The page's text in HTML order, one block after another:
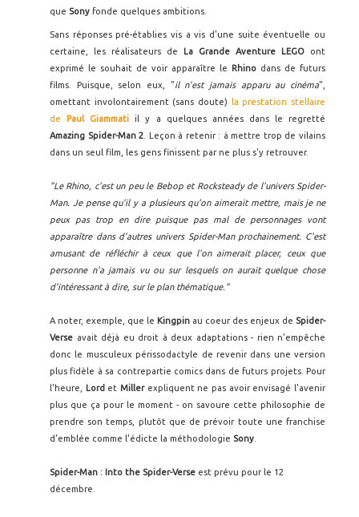
que Sony fonde quelques ambitions.
Sans réponses pré-établies vis a vis d'une suite éventuelle ou
certaine, les réalisateurs de La Grande Aventure LEGO ont
exprimé le souhait de voir apparaître le Rhino dans de futurs
films. Puisque, selon eux, "il n'est jamais apparu au cinéma",
omettant involontairement (sans doute) la prestation stellaire
dePaul Giammati
il y a quelques années dans le regretté
Amazing Spider-Man 2 . Leçon à retenir : à mettre trop de vilains
dans un seul film, les gens finissent par ne plus s'y retrouver.
"Le Rhino, c'est un peu le Bebop et Rocksteady de l'univers Spider-
Man. Je pense qu'il y a plusieurs qu'on aimerait mettre, mais je ne
peux pas trop en dire puisque pas mal de personnages vont
apparaître dans d'autres univers Spider-Man prochainement. C'est
amusant de réfléchir à ceux que l'on aimerait placer, ceux que
personne n'a jamais vu ou sur lesquels on aurait quelque chose
d'intéressant à dire, sur le plan thématique."
A noter, exemple, que le Kingpin au coeur des enjeux de Spider-
Verse avait déjà eu droit à deux adaptations - rien n'empêche
donc le musculeux périssodactyle de revenir dans une version
plus fidèle à sa contrepartie comics dans de futurs projets. Pour
l'heure,
Lord etMillerexpliquent ne pas avoir envisagé l'avenir
plus que ça pour le moment - on savoure cette philosophie de
prendre son temps, plutôt que de prévoir toute une franchise
d'emblée comme l'édicte la méthodologie Sony
Spider-Man : Into the Spider-Verse est prévu pour le 12
décembre.